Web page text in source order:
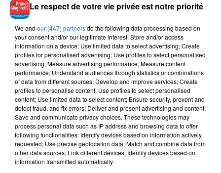
TITRES DIFFUSÉS
13h04
13h04 13h00
13h00 12h54
12h54
Le respect de votre vie privée est notre priorité
We and our (447) partnersdo the following data processing based on
your consent and/or our legitimate interest: Store and/or access
information on a device; Use limited data to select advertising; Create
profiles for personalised advertising; Use profiles to select personalised
advertising; Measure advertising performance; Measure content
performance; Understand audiences through statistics or combinations
of data from different sources; Develop and improve services; Create
profiles to personalise content; Use profiles to select personalised
content; Use limited data to select content; Ensure security, prevent and
detect fraud, and fix errors; Deliver and present advertising and content;
Save and communicate privacy choices. These technologies may
process personal data such as IP address and browsing data to offer
following functionalities: Identify devices based on information actively
requested; Use precise geolocation data; Match and combine data from
other data sources; Link different devices; Identify devices based on
information transmitted automatically.